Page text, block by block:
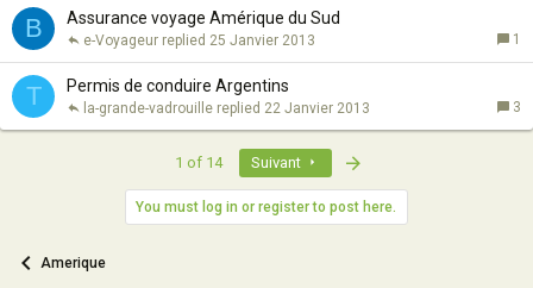
B Assurance voyage Amérique du Sud
1
25 Janvier 2013
e-Voyageur
T Permis de conduire Argentins
3
22 Janvier 2013
la-grande-vadrouille
1 of 14 Suivant
You must log in or register to post here.
Amerique